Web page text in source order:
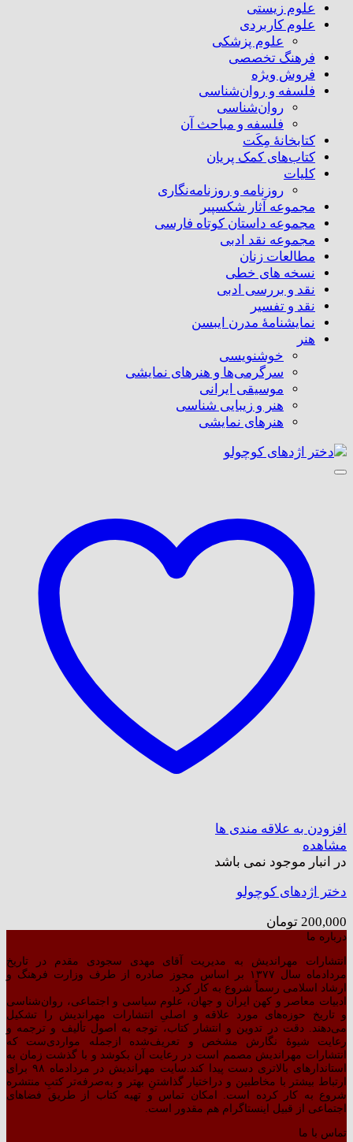
علوم زیستی
علوم کاربردی
علوم پزشکی
فرهنگ تخصصی
فروش ویژه
فلسفه و روان‌شناسی
روان‌شناسی
فلسفه و مباحث آن
کتابخانۀ مِکَت
کتاب‌های کمک پریان
کلیات
روزنامه و روزنامه‌نگاری
مجموعه آثار شکسپیر
مجموعه داستان کوتاه فارسی
مجموعه نقد ادبی
مطالعات زنان
نسخه های خطی
نقد و بررسی ادبی
نقد و تفسیر
نمایشنامۀ مدرن ایبسن
هنر
خوشنویسی
سرگرمی‌ها و هنرهای نمایشی
موسیقی ایرانی
هنر و زیبایی شناسی
هنر‌های نمایشی
افزودن به علاقه مندی ها
مشاهده
در انبار موجود نمی باشد
دختر اژدهای کوچولو
200,000 تومان
درباره ما
انتشارات مهراندیش به مدیریت آقای مهدی سجودی مقدم در تاریخ
مردادماه سال ۱۳۷۷ بر اساس مجوز صادره از طرف وزارت فرهنگ و
ارشاد اسلامی رسماً شروع به کار کرد.
ادبیات معاصر و کهن ایران و جهان، علوم سیاسی و اجتماعی، روان‌شناسی
و تاریخ حوزه‌های مورد علاقه و اصلیِ انتشارات مهراندیش را تشکیل
می‌دهند. دقت در تدوین و انتشار کتاب،‌ توجه به اصول تألیف و ترجمه و
رعایت شیوهٔ نگارش مشخص و تعریف‌شده ازجمله مواردی‌ست که
انتشارات مهراندیش مصمم است در رعایت آن بکوشد و با گذشت زمان به
استاندارهای بالاتری دست پیدا کند.سایت مهراندیش در مردادماه ۹۸ برای
ارتباط بیشتر با مخاطبین و دراختیار گذاشتنِ بهتر و به‌صرفه‌تر کتبِ منتشره
شروع به کار کرده است. امکان تماس و تهیه کتاب از طریق فضاهای
اجتماعی از قبیل اینستاگرام هم مقدور است.
تماس با ما